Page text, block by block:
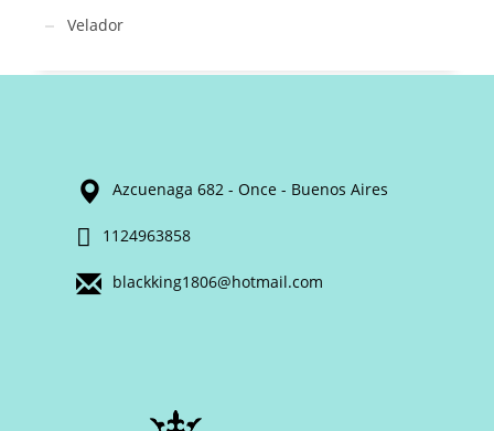
Velador
Azcuenaga 682 - Once - Buenos Aires
1124963858
blackking1806@hotmail.com